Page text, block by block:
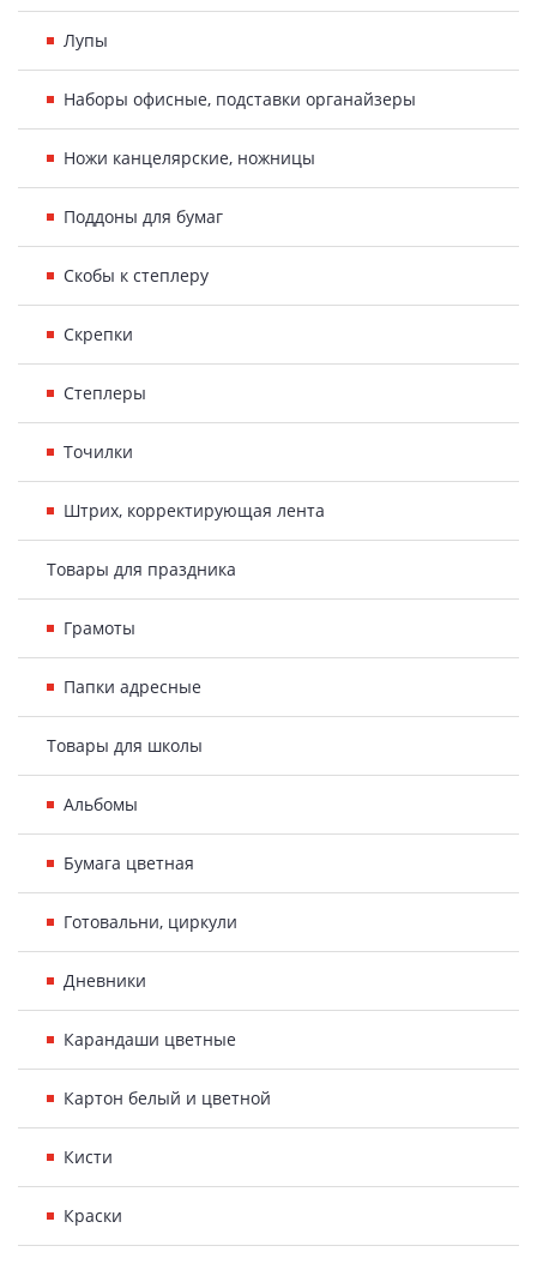
Лупы
Наборы офисные, подставки органайзеры
Ножи канцелярские, ножницы
Поддоны для бумаг
Скобы к степлеру
Скрепки
Степлеры
Точилки
Штрих, корректирующая лента
Товары для праздника
Грамоты
Папки адресные
Товары для школы
Альбомы
Бумага цветная
Готовальни, циркули
Дневники
Карандаши цветные
Картон белый и цветной
Кисти
Краски